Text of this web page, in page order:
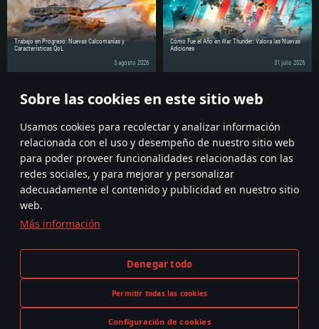
Sobre las cookies en este sitio web
Usamos cookies para recolectar y analizar información
relacionada con el uso y desempeño de nuestro sitio web
para poder proveer funcionalidades relacionadas con las
redes sociales, y para mejorar y personalizar
adecuadamente el contenido y publicidad en nuestro sitio
web.
Más información
Denegar todo
Permitir todas las cookies
Configuración de cookies
Trabajo en Progreso: Nuevas Calcomanías y
Características QoL
3 agosto 2026
Cómo Fue el Año en War Thunder: Valora las Nuevas
Adiciones
31 julio 2026
¡Comparte la noticia con tus amigos!
Discuss on the Forums
Términos y Condiciones
Política de Privacidad
Ajustes de cookies